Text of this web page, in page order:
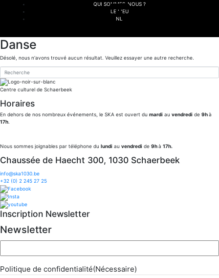
QUI SOMMES-NOUS ?
LE LIEU
NL
Danse
Désolé, nous n'avons trouvé aucun résultat. Veuillez essayer une autre recherche.
Centre culturel de Schaerbeek
Horaires
En dehors de nos nombreux événements, le SKA est ouvert du mardi au vendredi de 9hà
17h.
Nous sommes joignables par téléphone du lundi au vendredi de 9hà 17h.
Chaussée de Haecht 300, 1030 Schaerbeek
info@ska1030.be
+32 (0) 2 245 27 25
Inscription Newsletter
Newsletter
Politique de confidentialité(Nécessaire)